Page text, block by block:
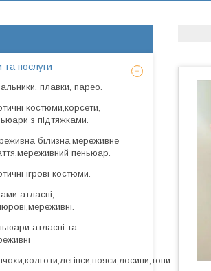
та послуги
плавки, парео.
костюми,корсети,
з підтяжками.
білизна,мереживне
пеньюар.
ігрові костюми.
атласні,
атласні та